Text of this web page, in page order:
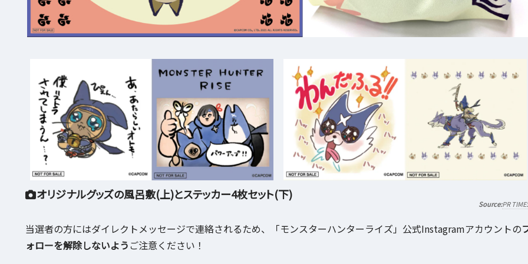
オリジナルグッズの風呂敷(上)とステッカー4枚セット(下)
PR
当選者の方にはダイレクトメッセージで連絡されるため、「モンスターハンターライズ」公式Instagramアカウントの
ォローを解除しないよう ご注意ください！